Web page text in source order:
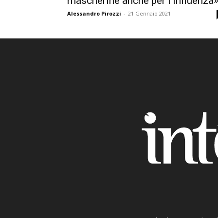
Alessandro Pirozzi - 21 Gennaio 2021